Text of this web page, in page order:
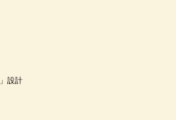
」設計